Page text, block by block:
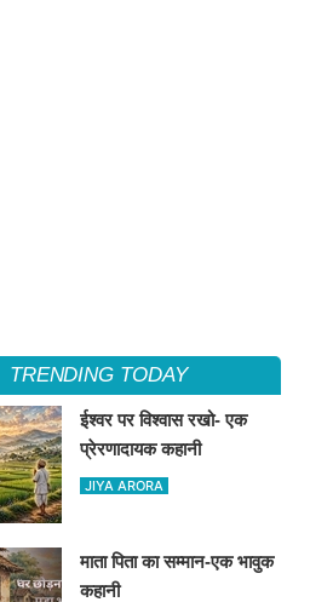
TRENDING TODAY
ईश्वर पर विश्वास रखो- एक
प्रेरणादायक कहानी
JIYA ARORA
माता पिता का सम्मान-एक भावुक
कहानी